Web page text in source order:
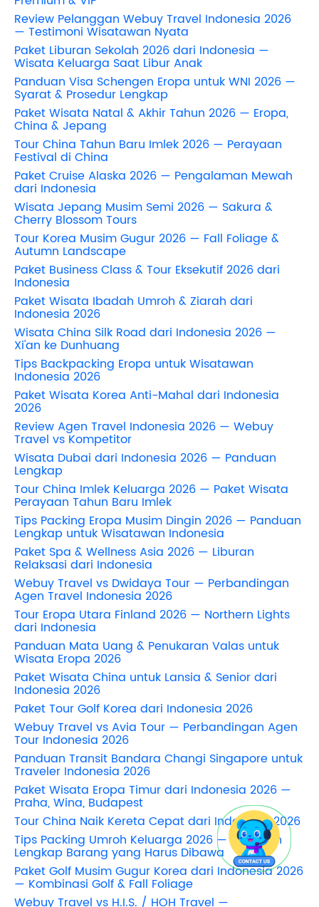
Review Pelanggan Webuy Travel Indonesia 2026
— Testimoni Wisatawan Nyata
Paket Liburan Sekolah 2026 dari Indonesia —
Wisata Keluarga Saat Libur Anak
Panduan Visa Schengen Eropa untuk WNI 2026 —
Syarat & Prosedur Lengkap
Paket Wisata Natal & Akhir Tahun 2026 — Eropa,
China & Jepang
Tour China Tahun Baru Imlek 2026 — Perayaan
Festival di China
Paket Cruise Alaska 2026 — Pengalaman Mewah
dari Indonesia
Wisata Jepang Musim Semi 2026 — Sakura &
Cherry Blossom Tours
Tour Korea Musim Gugur 2026 — Fall Foliage &
Autumn Landscape
Paket Business Class & Tour Eksekutif 2026 dari
Indonesia
Paket Wisata Ibadah Umroh & Ziarah dari
Indonesia 2026
Wisata China Silk Road dari Indonesia 2026 —
Xi'an ke Dunhuang
Tips Backpacking Eropa untuk Wisatawan
Indonesia 2026
Paket Wisata Korea Anti-Mahal dari Indonesia
2026
Review Agen Travel Indonesia 2026 — Webuy
Travel vs Kompetitor
Wisata Dubai dari Indonesia 2026 — Panduan
Lengkap
Tour China Imlek Keluarga 2026 — Paket Wisata
Perayaan Tahun Baru Imlek
Tips Packing Eropa Musim Dingin 2026 — Panduan
Lengkap untuk Wisatawan Indonesia
Paket Spa & Wellness Asia 2026 — Liburan
Relaksasi dari Indonesia
Webuy Travel vs Dwidaya Tour — Perbandingan
Agen Travel Indonesia 2026
Tour Eropa Utara Finland 2026 — Northern Lights
dari Indonesia
Panduan Mata Uang & Penukaran Valas untuk
Wisata Eropa 2026
Paket Wisata China untuk Lansia & Senior dari
Indonesia 2026
Paket Tour Golf Korea dari Indonesia 2026
Webuy Travel vs Avia Tour — Perbandingan Agen
Tour Indonesia 2026
Panduan Transit Bandara Changi Singapore untuk
Traveler Indonesia 2026
Paket Wisata Eropa Timur dari Indonesia 2026 —
Praha, Wina, Budapest
Tour China Naik Kereta Cepat dari Indonesia 2026
Tips Packing Umroh Keluarga 2026 — Panduan
Lengkap Barang yang Harus Dibawa
Paket Golf Musim Gugur Korea dari Indonesia 2026
— Kombinasi Golf & Fall Foliage
Webuy Travel vs H.I.S. / HOH Travel —